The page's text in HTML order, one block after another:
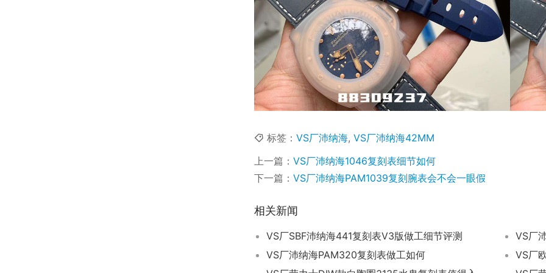
标签： VS厂沛纳海, VS厂沛纳海42MM
上一篇： VS厂沛纳海1046复刻表细节如何
下一篇： VS厂沛纳海PAM1039复刻腕表会不会一眼假
相关新闻
VS厂SBF沛纳海441复刻表V3版做工细节评测
VS厂
VS厂沛纳海PAM320复刻表做工如何